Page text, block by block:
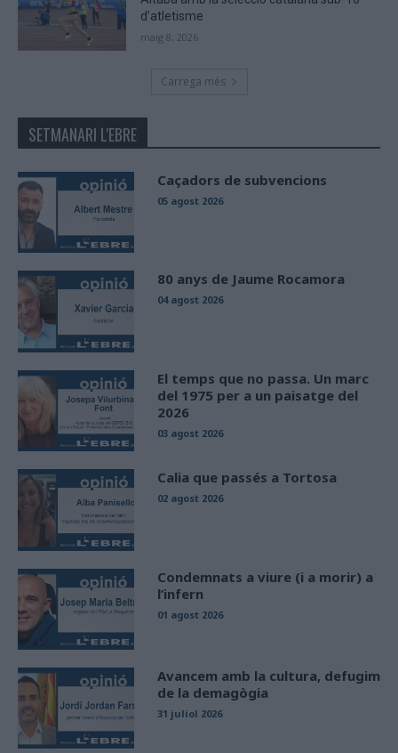
d’atletisme
maig 8, 2026
Carrega més
SETMANARI L'EBRE
Caçadors de subvencions
05 agost 2026
80 anys de Jaume Rocamora
04 agost 2026
El temps que no passa. Un marc
del 1975 per a un paisatge del
2026
03 agost 2026
Calia que passés a Tortosa
02 agost 2026
Condemnats a viure (i a morir) a
l’infern
01 agost 2026
Avancem amb la cultura, defugim
de la demagògia
31 juliol 2026